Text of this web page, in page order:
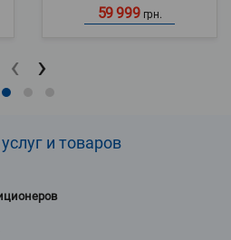
59 999 грн.
‹ ›
и товаров